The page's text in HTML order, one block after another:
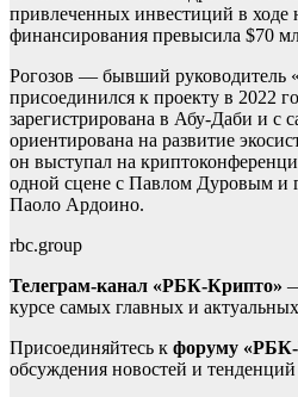
привлеченных инвестиций в ходе
финансирования превысила $70
Рогозов — бывший руководитель
присоединился к проекту в 2022
зарегистрирована в Абу-Даби и с
ориентирована на развитие
он выступал на
одной сцене с Павлом Дуровым и
Паоло Ардоино.
rbc.group
Телеграм-канал «РБК-Крипто»
курсе самых главных и
Присоединяйтесь к форуму
обсуждения новостей и